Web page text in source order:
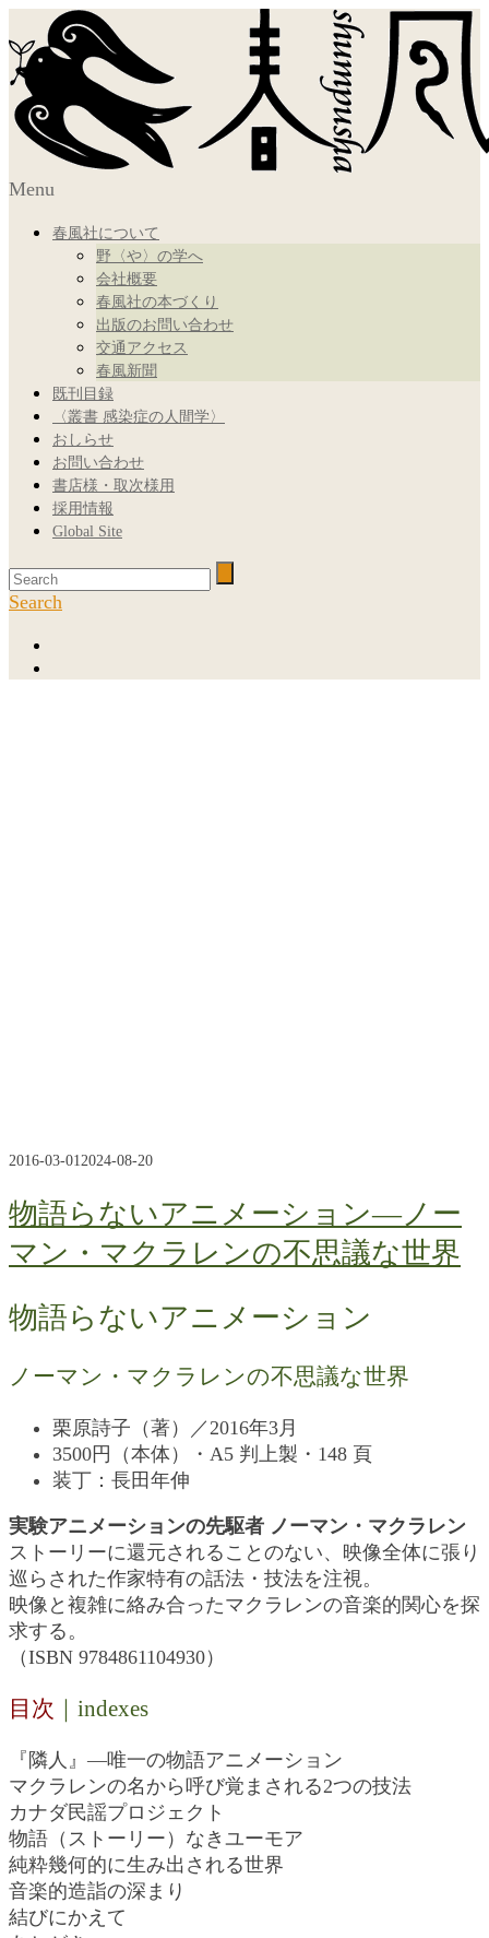
Menu
春風社について
野〈や〉の学へ
会社概要
春風社の本づくり
出版のお問い合わせ
交通アクセス
春風新聞
既刊目録
〈叢書 感染症の人間学〉
おしらせ
お問い合わせ
書店様・取次様用
採用情報
Global Site
Search
2016-03-012024-08-20
物語らないアニメーション―ノー
マン・マクラレンの不思議な世界
物語らないアニメーション
ノーマン・マクラレンの不思議な世界
栗原詩子（著）／2016年3月
3500円（本体）・A5 判上製・148 頁
装丁：長田年伸
実験アニメーションの先駆者 ノーマン・マクラレン
ストーリーに還元されることのない、映像全体に張り
巡らされた作家特有の話法・技法を注視。
映像と複雑に絡み合ったマクラレンの音楽的関心を探
求する。
（ISBN 9784861104930）
目次 ｜indexes
『隣人』―唯一の物語アニメーション
マクラレンの名から呼び覚まされる2つの技法
カナダ民謡プロジェクト
物語（ストーリー）なきユーモア
純粋幾何的に生み出される世界
音楽的造詣の深まり
結びにかえて